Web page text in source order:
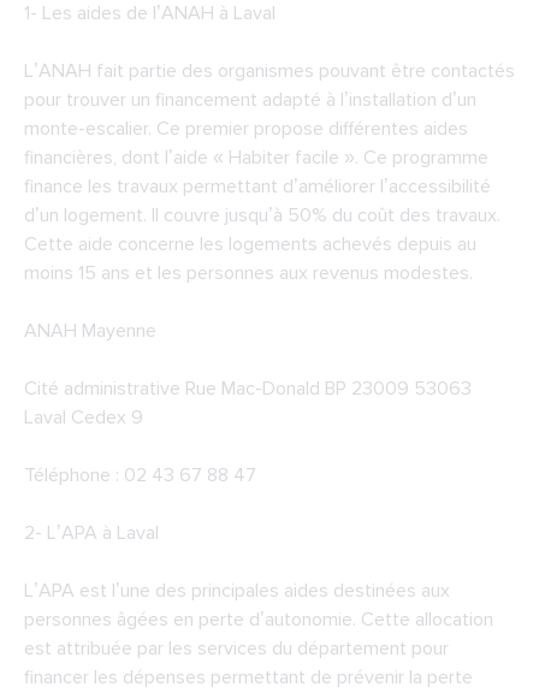
1- Les aides de l’ANAH à Laval
L’ANAH fait partie des organismes pouvant être contactés
pour trouver un financement adapté à l’installation d’un
monte-escalier. Ce premier propose différentes aides
financières, dont l’aide « Habiter facile ». Ce programme
finance les travaux permettant d’améliorer l’accessibilité
d’un logement. Il couvre jusqu’à 50% du coût des travaux.
Cette aide concerne les logements achevés depuis au
moins 15 ans et les personnes aux revenus modestes.
ANAH Mayenne
Cité administrative Rue Mac-Donald BP 23009 53063
Laval Cedex 9
Téléphone : 02 43 67 88 47
2- L’APA à Laval
L’APA est l’une des principales aides destinées aux
personnes âgées en perte d’autonomie. Cette allocation
est attribuée par les services du département pour
financer les dépenses permettant de prévenir la perte